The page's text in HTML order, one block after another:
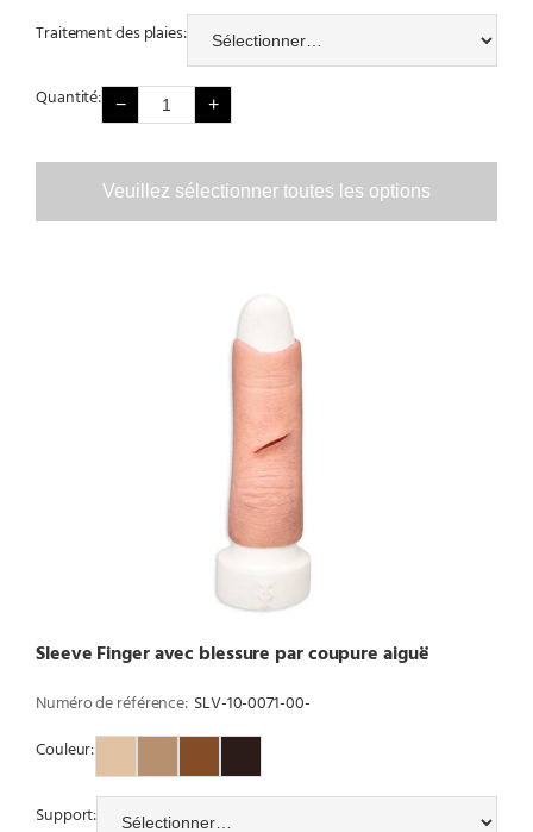
Traitement des plaies:
Quantité: − +
Veuillez sélectionner toutes les options
Sleeve Finger avec blessure par coupure aiguë
Numéro de référence: SLV-10-0071-00-
Couleur:
Support: